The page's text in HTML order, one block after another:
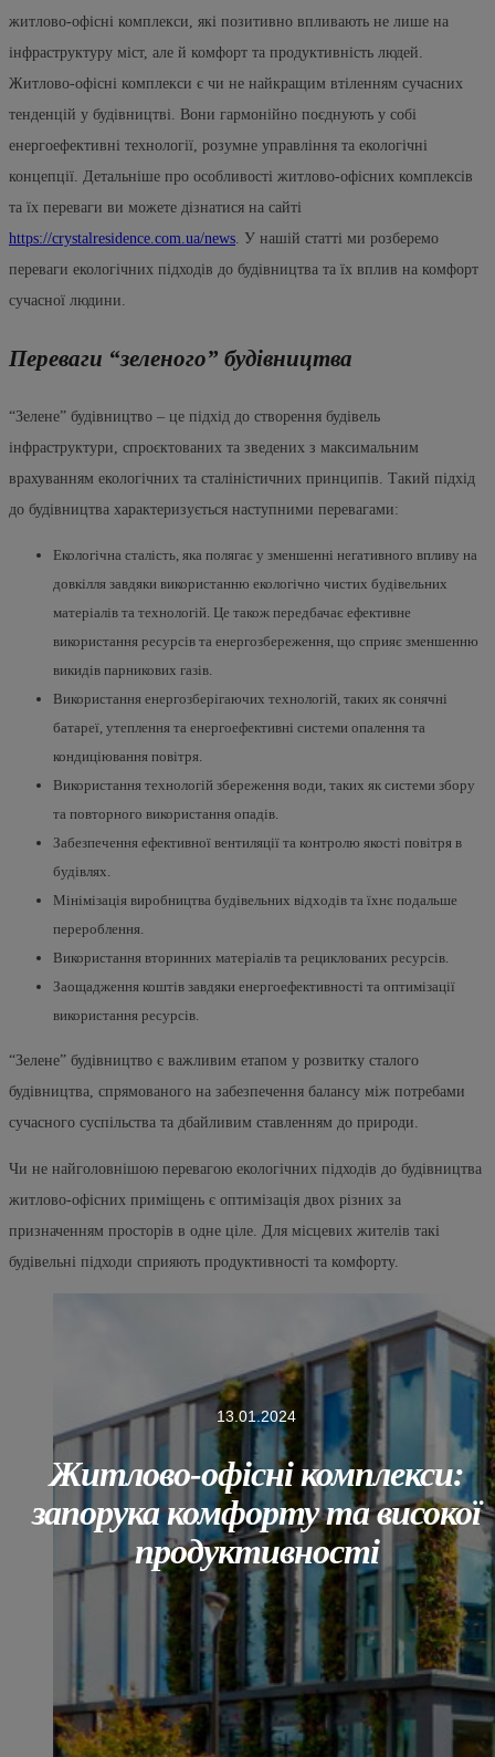
13.01.2024
Житлово-офісні комплекси:
запорука комфорту та високої
продуктивності
житлово-офісні комплекси, які позитивно впливають не лише на
інфраструктуру міст, але й комфорт та продуктивність людей.
Житлово-офісні комплекси є чи не найкращим втіленням сучасних
тенденцій у будівництві. Вони гармонійно поєднують у собі
енергоефективні технології, розумне управління та екологічні
концепції. Детальніше про особливості житлово-офісних комплексів
та їх переваги ви можете дізнатися на сайті
https://crystalresidence.com.ua/news. У нашій статті ми розберемо
переваги екологічних підходів до будівництва та їх вплив на комфорт
сучасної людини.
Переваги “зеленого” будівництва
“Зелене” будівництво – це підхід до створення будівель
інфраструктури, спроєктованих та зведених з максимальним
врахуванням екологічних та сталіністичних принципів. Такий підхід
до будівництва характеризується наступними перевагами:
Екологічна сталість, яка полягає у зменшенні негативного впливу на
довкілля завдяки використанню екологічно чистих будівельних
матеріалів та технологій. Це також передбачає ефективне
використання ресурсів та енергозбереження, що сприяє зменшенню
викидів парникових газів.
Використання енергозберігаючих технологій, таких як сонячні
батареї, утеплення та енергоефективні системи опалення та
кондиціювання повітря.
Використання технологій збереження води, таких як системи збору
та повторного використання опадів.
Забезпечення ефективної вентиляції та контролю якості повітря в
будівлях.
Мінімізація виробництва будівельних відходів та їхнє подальше
перероблення.
Використання вторинних матеріалів та рециклованих ресурсів.
Заощадження коштів завдяки енергоефективності та оптимізації
використання ресурсів.
“Зелене” будівництво є важливим етапом у розвитку сталого
будівництва, спрямованого на забезпечення балансу між потребами
сучасного суспільства та дбайливим ставленням до природи.
Чи не найголовнішою перевагою екологічних підходів до будівництва
житлово-офісних приміщень є оптимізація двох різних за
призначенням просторів в одне ціле. Для місцевих жителів такі
будівельні підходи сприяють продуктивності та комфорту.